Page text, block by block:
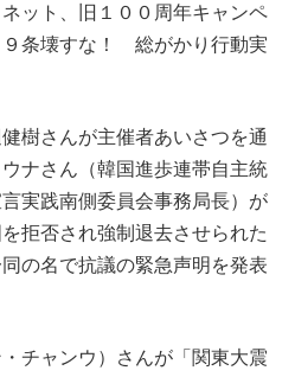
ット、旧１００周年キャンペ
９条壊すな！ 総がかり行動実
樹さんが主催者あいさつを通
ナさん（韓国進歩連帯自主統
実践南側委員会事務局長）が
拒否され強制退去させられた
の名で抗議の緊急声明を発表
チャンウ）さんが「関東大震